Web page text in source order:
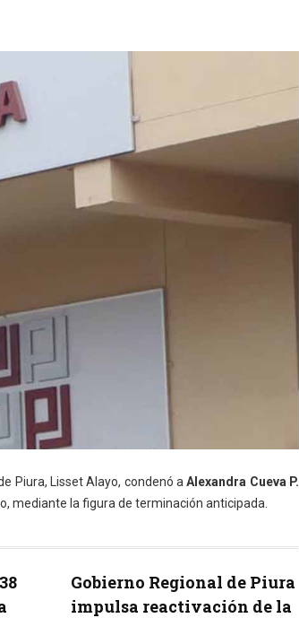
Piura, Lisset Alayo, condenó aAlexandra Cueva P.
mediante la figura de terminación anticipada.
Gobierno Regional de Piura
impulsa reactivación de la